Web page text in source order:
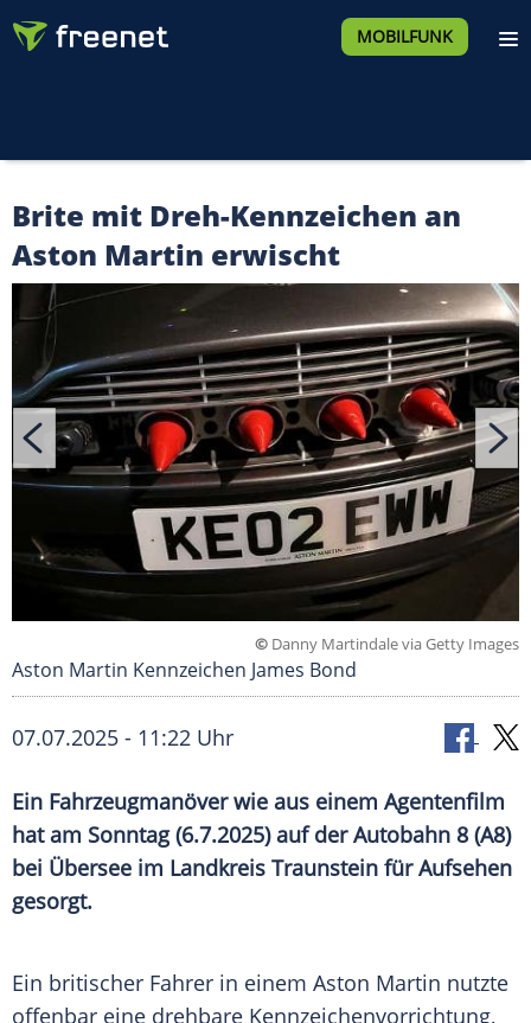
MOBILFUNK
Brite mit Dreh-Kennzeichen an
Aston Martin erwischt
© Danny Martindale via Getty Images
Aston Martin Kennzeichen James Bond
07.07.2025 - 11:22 Uhr
Ein Fahrzeugmanöver wie aus einem Agentenfilm
hat am Sonntag (6.7.2025) auf der Autobahn 8 (A8)
bei Übersee im Landkreis Traunstein für Aufsehen
gesorgt.
Ein britischer Fahrer in einem Aston Martin nutzte
offenbar eine drehbare Kennzeichenvorrichtung,